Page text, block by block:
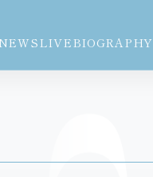
LIVEBIOGRAPHY